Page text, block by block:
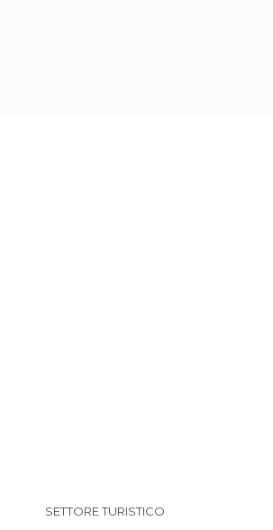
SETTORE TURISTICO